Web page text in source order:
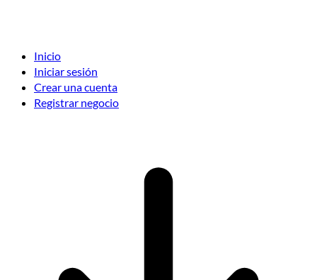
Inicio
Iniciar sesión
Crear una cuenta
Registrar negocio